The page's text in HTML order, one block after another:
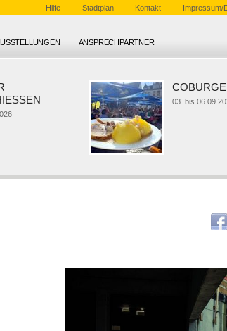
Hilfe Stadtplan Kontakt Impressum/
ANSPRECHPARTNER
COBURGER
03. bis 06.09.2026